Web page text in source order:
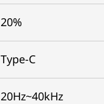
20%
Type-C
20Hz~40kHz